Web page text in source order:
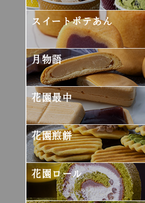
スイートポテあん
月物語
花園最中
花園煎餅
花園ロール